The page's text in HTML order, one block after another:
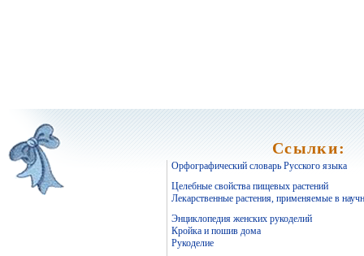
Ссылки:
Орфографический словарь Русского языка
Целебные свойства пищевых растений
Лекарственные растения, применяемые в
Энциклопедия женских рукоделий
Кройка и пошив дома
Рукоделие